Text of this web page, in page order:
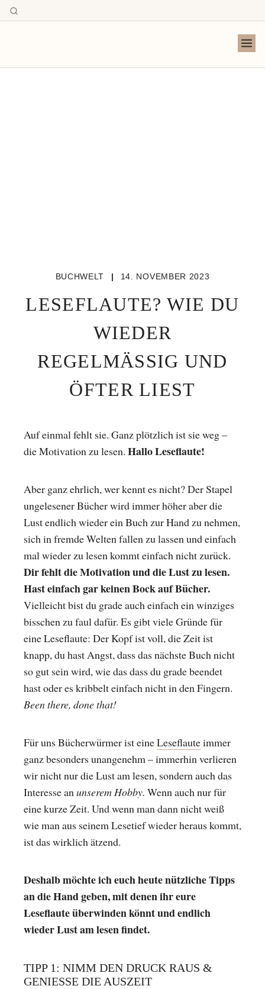
BUCHWELT 14. NOVEMBER 2023
LESEFLAUTE? WIE DU
WIEDER
REGELMÄSSIG UND Ö
FTER LIEST
Auf einmal fehlt sie. Ganz plötzlich ist sie weg –
die Motivation zu lesen. Hallo Leseflaute!
Aber ganz ehrlich, wer kennt es nicht? Der Stapel
ungelesener Bücher wird immer höher aber die
Lust endlich wieder ein Buch zur Hand zu nehmen,
sich in fremde Welten fallen zu lassen und einfach
mal wieder zu lesen kommt einfach nicht zurück.
Dir fehlt die Motivation und die Lust zu lesen.
Hast einfach gar keinen Bock auf Bücher.
Vielleicht bist du grade auch einfach ein winziges
bisschen zu faul dafür. Es gibt viele Gründe für
eine Leseflaute: Der Kopf ist voll, die Zeit ist
knapp, du hast Angst, dass das nächste Buch nicht
so gut sein wird, wie das dass du grade beendet
hast oder es kribbelt einfach nicht in den Fingern.
Been there, done that!
Für uns Bücherwürmer ist eineLeseflauteimmer
ganz besonders unangenehm – immerhin verlieren
wir nicht nur die Lust am lesen, sondern auch das
Interesse anunserem Hobby. Wenn auch nur für
eine kurze Zeit. Und wenn man dann nicht weiß
wie man aus seinem Lesetief wieder heraus kommt,
ist das wirklich ätzend.
Deshalb möchte ich euch heute nützliche Tipps
an die Hand geben, mit denen ihr eure
Leseflaute überwinden könnt und endlich
wieder Lust am lesen findet.
TIPP 1: NIMM DEN DRUCK RAUS &
GENIESSE DIE AUSZEIT